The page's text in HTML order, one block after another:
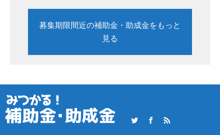
募集期限間近の補助金・助成金をもっと
見る
TwitterFacebookRSS